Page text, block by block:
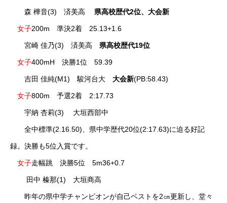
森 樺音(3) 済美高 県高校歴代2位、大会新
女子200m 準決2着 25.13+1.6
宮崎 佳乃(3) 済美高 県高校歴代19位
女子400mH 決勝1位 59.39
吉田 佳純(M1) 駿河台大 大会新(PB:58.43)
女子800m 予選2着 2:17.73
宇納 杏莉(3) 大垣西部中
全中標準(2.16.50)、県中学歴代20位(2:17.63)に迫る好記
録。決勝も5位入賞です。
女子走幅跳 決勝5位 5m36+0.7
田中 榛那(1) 大垣商高
昨年の県中学チャンピオンが自己ベストを2㎝更新し、堂々